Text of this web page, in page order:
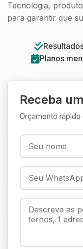
Tecnologia,
para garantir que
Planos
Receba
Orçamento